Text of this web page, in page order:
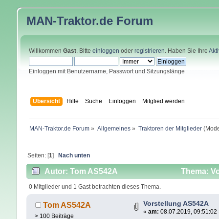
MAN-Traktor.de Forum
Willkommen Gast. Bitte einloggen oder registrieren. Haben Sie Ihre
Einloggen mit Benutzername, Passwort und Sitzungslänge
Übersicht Hilfe Suche Einloggen Mitglied werden
MAN-Traktor.de Forum » Allgemeines » Traktoren der Mitglieder
Seiten: [1]Nach unten
Autor: Tom AS542A Thema:
0 Mitglieder und 1 Gast betrachten dieses Thema.
Tom AS542A
> 100 Beiträge
Vorstellung AS542A
« am: 08.07.2019, 09:51:02